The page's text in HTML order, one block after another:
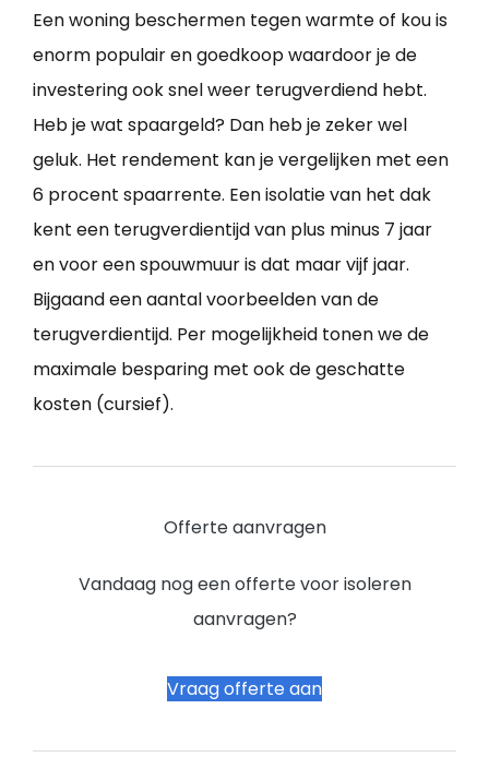
Een woning beschermen tegen warmte of kou is
enorm populair en goedkoop waardoor je de
investering ook snel weer terugverdiend hebt.
Heb je wat spaargeld? Dan heb je zeker wel
geluk. Het rendement kan je vergelijken met een
6 procent spaarrente. Een isolatie van het dak
kent een terugverdientijd van plus minus 7 jaar
en voor een spouwmuur is dat maar vijf jaar.
Bijgaand een aantal voorbeelden van de
terugverdientijd. Per mogelijkheid tonen we de
maximale besparing met ook de geschatte
kosten (cursief).
Offerte aanvragen
Vandaag nog een offerte voor isoleren
aanvragen?
Vraag offerte aan